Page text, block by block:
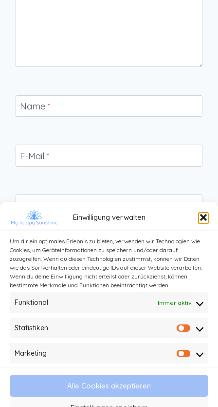
Einwilligung verwalten
Um dir ein optimales Erlebnis zu bieten, verwenden wir Technologien wie
Cookies, um Geräteinformationen zu speichern und/oder darauf
zuzugreifen. Wenn du diesen Technologien zustimmst, können wir Daten
wie das Surfverhalten oder eindeutige IDs auf dieser Website verarbeiten.
Wenn du deine Einwilligung nicht erteilst oder zurückziehst, können
bestimmte Merkmale und Funktionen beeinträchtigt werden.
Funktional Immer aktiv
Statistiken
Marketing
Alle Cookies akzeptieren
Name *
E-Mail *
© 2026 My happy Sunshine - Stefanie Kathi